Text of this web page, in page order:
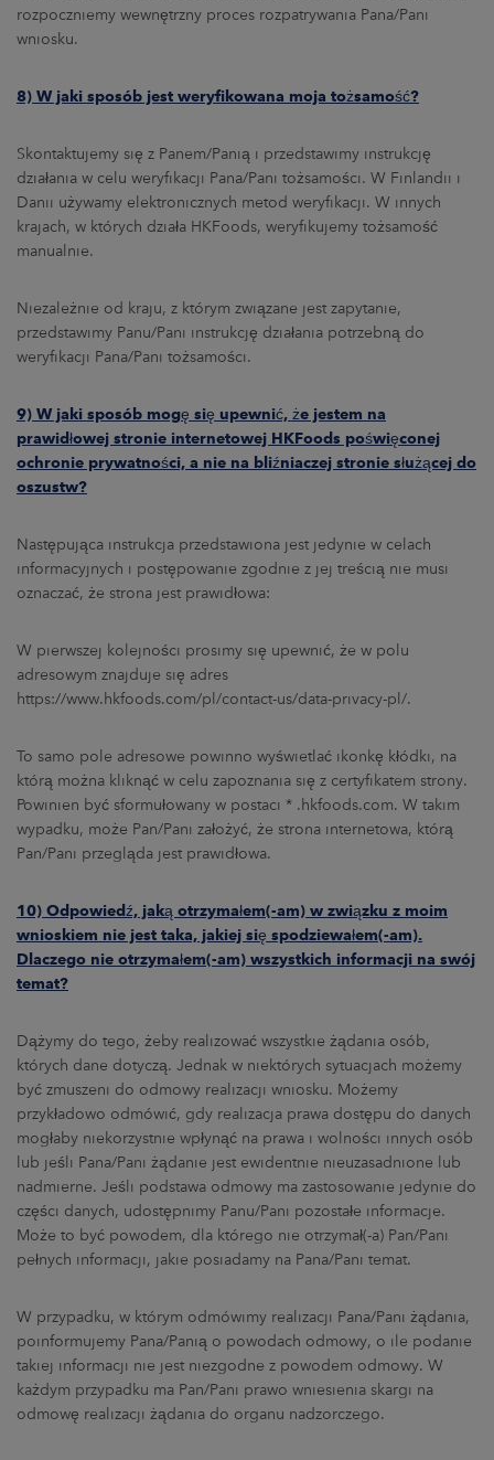
rozpoczniemy wewnętrzny proces rozpatrywania Pana/Pani
wniosku.
8) W jaki sposób jest weryfikowana moja tożsamość?
Skontaktujemy się z Panem/Panią i przedstawimy instrukcję
działania w celu weryfikacji Pana/Pani tożsamości. W Finlandii i
Danii używamy elektronicznych metod weryfikacji. W innych
krajach, w których działa HKFoods, weryfikujemy tożsamość
manualnie.
Niezależnie od kraju, z którym związane jest zapytanie,
przedstawimy Panu/Pani instrukcję działania potrzebną do
weryfikacji Pana/Pani tożsamości.
9) W jaki sposób mogę się upewnić, że jestem na
prawidłowej stronie internetowej HKFoods poświęconej
ochronie prywatności, a nie na bliźniaczej stronie służącej do
oszustw?
Następująca instrukcja przedstawiona jest jedynie w celach
informacyjnych i postępowanie zgodnie z jej treścią nie musi
oznaczać, że strona jest prawidłowa:
W pierwszej kolejności prosimy się upewnić, że w polu
adresowym znajduje się adres
https://www.hkfoods.com/pl/contact-us/data-privacy-pl/.
To samo pole adresowe powinno wyświetlać ikonkę kłódki, na
którą można kliknąć w celu zapoznania się z certyfikatem strony.
Powinien być sformułowany w postaci * .hkfoods.com. W takim
wypadku, może Pan/Pani założyć, że strona internetowa, którą
Pan/Pani przegląda jest prawidłowa.
10) Odpowiedź, jaką otrzymałem(-am) w związku z moim
wnioskiem nie jest taka, jakiej się spodziewałem(-am).
Dlaczego nie otrzymałem(-am) wszystkich informacji na swój
temat?
Dążymy do tego, żeby realizować wszystkie żądania osób,
których dane dotyczą. Jednak w niektórych sytuacjach możemy
być zmuszeni do odmowy realizacji wniosku. Możemy
przykładowo odmówić, gdy realizacja prawa dostępu do danych
mogłaby niekorzystnie wpłynąć na prawa i wolności innych osób
lub jeśli Pana/Pani żądanie jest ewidentnie nieuzasadnione lub
nadmierne. Jeśli podstawa odmowy ma zastosowanie jedynie do
części danych, udostępnimy Panu/Pani pozostałe informacje.
Może to być powodem, dla którego nie otrzymał(-a) Pan/Pani
pełnych informacji, jakie posiadamy na Pana/Pani temat.
W przypadku, w którym odmówimy realizacji Pana/Pani żądania,
poinformujemy Pana/Panią o powodach odmowy, o ile podanie
takiej informacji nie jest niezgodne z powodem odmowy. W
każdym przypadku ma Pan/Pani prawo wniesienia skargi na
odmowę realizacji żądania do organu nadzorczego.